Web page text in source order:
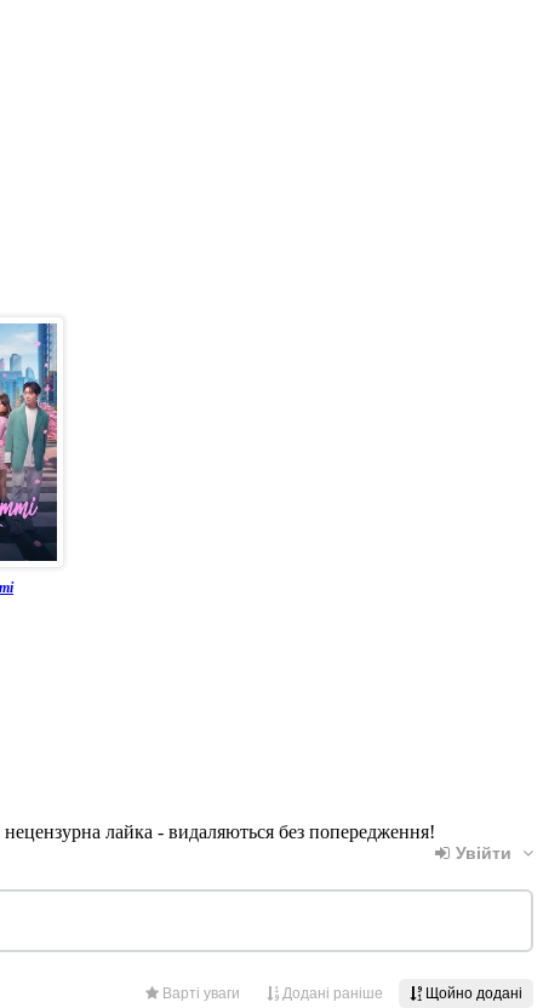
лайка - видаляються без попередження!